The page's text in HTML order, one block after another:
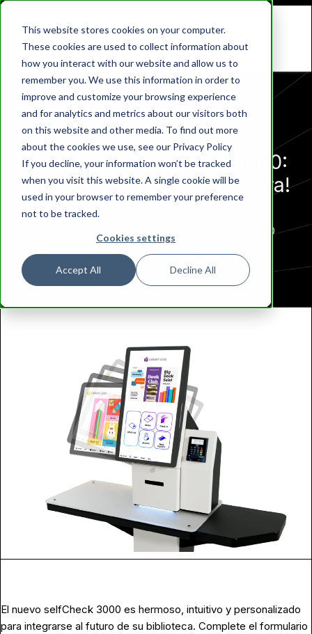
This website stores cookies on your computer.
These cookies are used to collect information about
how you interact with our website and allow us to
remember you. We use this information in order to
improve and customize your browsing experience
and for analytics and metrics about our visitors both
on this website and other media. To find out more
about the cookies we use, see our Privacy Policy
If you decline, your information won’t be tracked
when you visit this website. A single cookie will be
used in your browser to remember your preference
not to be tracked.
Cookies settings
Accept All Decline All
Descubra el selfCheck 3000:
¡descargue el catálogo ahora!
Descargue el catálogo y permita que selfCheck 3000
centrarse en las transformaciones.
El nuevo selfCheck 3000 es hermoso, intuitivo y personalizado
para integrarse al futuro de su biblioteca. Complete el formulario